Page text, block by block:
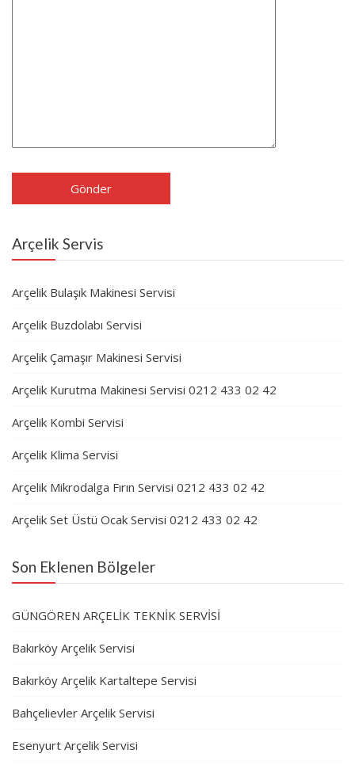
Arçelik Servis
Arçelik Bulaşık Makinesi Servisi
Arçelik Buzdolabı Servisi
Arçelik Çamaşır Makinesi Servisi
Arçelik Kurutma Makinesi Servisi 0212 433 02 42
Arçelik Kombi Servisi
Arçelik Klima Servisi
Arçelik Mikrodalga Fırın Servisi 0212 433 02 42
Arçelik Set Üstü Ocak Servisi 0212 433 02 42
Son Eklenen Bölgeler
GÜNGÖREN ARÇELİK TEKNİK SERVİSİ
Bakırköy Arçelik Servisi
Bakırköy Arçelik Kartaltepe Servisi
Bahçelievler Arçelik Servisi
Esenyurt Arçelik Servisi